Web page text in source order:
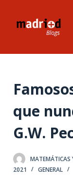
n
e
n
que
G.W.
MATEMÁTICAS
2021
GENERAL